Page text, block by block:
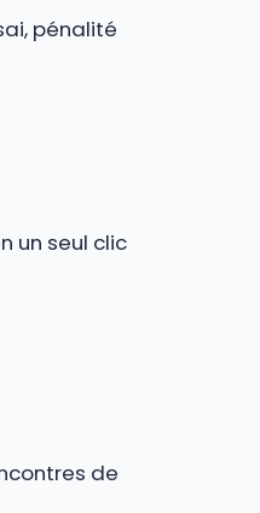
pénalité
un seul clic
de